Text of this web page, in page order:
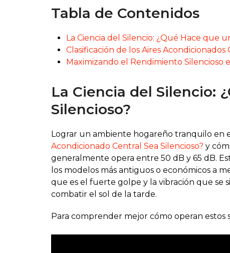
Tabla de Contenidos
La Ciencia del Silencio: ¿Qué Hace que
Clasificación de los Aires Acondicionados
Maximizando el Rendimiento Silencioso
La Ciencia del Silencio:
Silencioso?
Lograr un ambiente hogareño tranquilo en
Acondicionado Central Sea Silencioso? y
generalmente opera entre 50 dB y 65 dB.
los modelos más antiguos o económicos a
que es el fuerte golpe y la vibración que se
combatir el sol de la tarde.
Para comprender mejor cómo operan